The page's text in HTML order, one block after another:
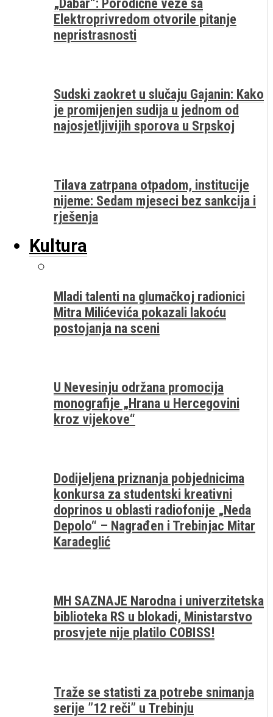
Elektroprivredom otvorile pitanje
nepristrasnosti
Sudski zaokret u slučaju Gajanin: Kako
je promijenjen sudija u jednom od
najosjetljivijih sporova u Srpskoj
Tilava zatrpana otpadom, institucije
nijeme: Sedam mjeseci bez sankcija i
rješenja
Kultura
Mladi talenti na glumačkoj radionici
Mitra Milićevića pokazali lakoću
postojanja na sceni
U Nevesinju održana promocija
monografije „Hrana u Hercegovini
kroz vijekove“
Dodijeljena priznanja pobjednicima
konkursa za studentski kreativni
doprinos u oblasti radiofonije „Neda
Depolo“ – Nagrađen i Trebinjac Mitar
Karadeglić
MH SAZNAJE Narodna i univerzitetska
biblioteka RS u blokadi, Ministarstvo
prosvjete nije platilo COBISS!
Traže se statisti za potrebe snimanja
serije ”12 reči” u Trebinju